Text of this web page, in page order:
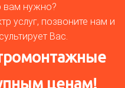
вам нужно?
услуг, позвоните нам и
Вас.
ценам!